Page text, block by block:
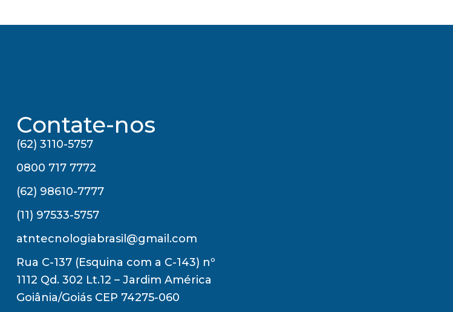
Contate-nos
(62) 3110-5757
0800 717 7772
(62) 98610-7777
(11) 97533-5757
atntecnologiabrasil@gmail.com
Rua C-137 (Esquina com a C-143) nº
1112 Qd. 302 Lt.12 – Jardim América
Goiânia/Goiás CEP 74275-060